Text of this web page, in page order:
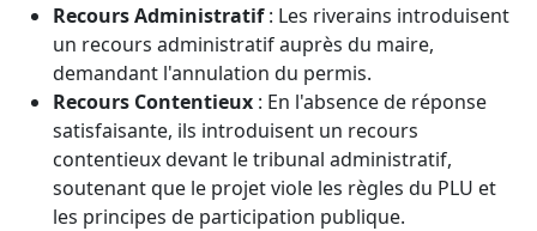
Recours Administratif: Les riverains introduisent
un recours administratif auprès du maire,
demandant l'annulation du permis.
Recours Contentieux : En l'absence de réponse
satisfaisante, ils introduisent un recours
contentieux devant le tribunal administratif,
soutenant que le projet viole les règles du PLU et
les principes de participation publique.